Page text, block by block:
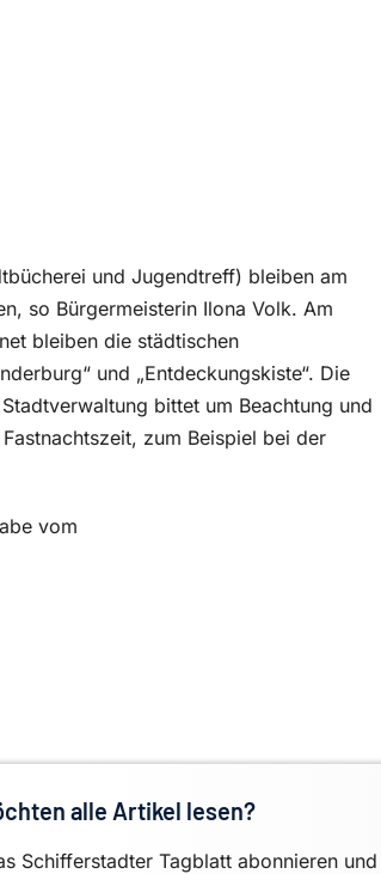
und Jugendtreff) bleiben am
so Bürgermeisterin Ilona Volk. Am
bleiben die städtischen
und „Entdeckungskiste“. Die
bittet um Beachtung und
zum Beispiel bei der
vom
alle Artikel lesen?
Schifferstadter Tagblatt abonnieren